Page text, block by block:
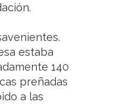
estaba
140
preñadas
a las